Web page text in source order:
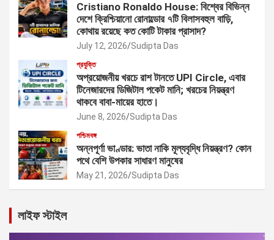
Cristiano Ronaldo House: বিশ্বের বিভিন্ন
দেশে ক্রিশ্চিয়ানো রোনাল্ডোর ৭টি বিলাসবহুল বাড়ি,
কোথায় রয়েছে কত কোটি টাকার প্রাসাদ?
July 12, 2026 Sudipta Das
প্রযুক্তি
অপ্রয়োজনীয় খরচে রাশ টানতে UPI Circle, এবার
টিনেজারদের ডিজিটাল পকেট মানি; খরচের নিয়ন্ত্রণ
থাকবে বাবা-মায়ের হাতে।
June 8, 2026 Sudipta Das
পশ্চিমবঙ্গ
অন্নপূর্ণা ভাণ্ডার: ভাতা নাকি মূল্যবৃদ্ধি নিয়ন্ত্রণ? কোন
পথে বেশি উপকার সাধারণ মানুষের
May 21, 2026 Sudipta Das
লাইফ স্টাইল